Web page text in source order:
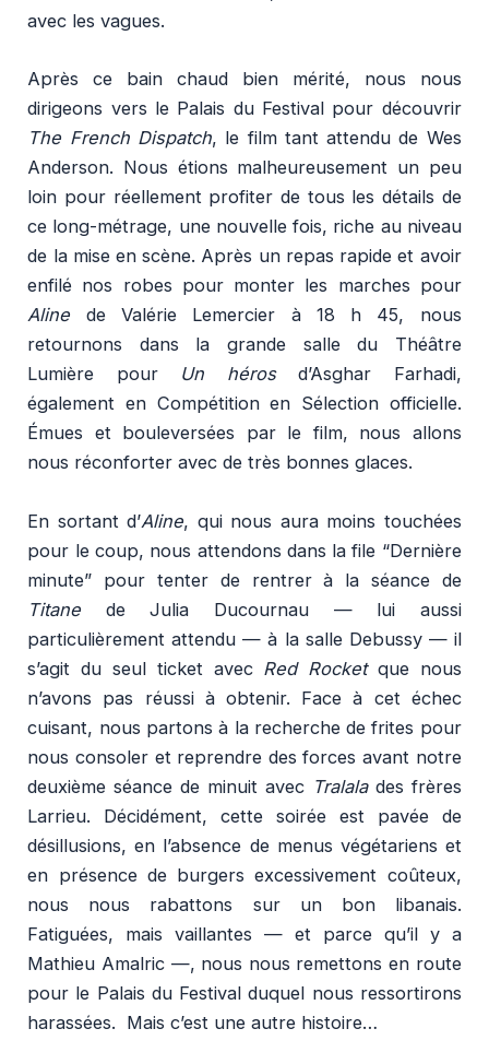
avec les vagues.
Après ce bain chaud bien mérité, nous nous
dirigeons vers le Palais du Festival pour découvrir
The French Dispatch, le film tant attendu de Wes
Anderson. Nous étions malheureusement un peu
loin pour réellement profiter de tous les détails de
ce long-métrage, une nouvelle fois, riche au niveau
de la mise en scène. Après un repas rapide et avoir
enfilé nos robes pour monter les marches pour
Aline de Valérie Lemercier à 18 h 45, nous
retournons dans la grande salle du Théâtre
Lumière pour Un hérosd’Asghar Farhadi,
également en Compétition en Sélection officielle.
Émues et bouleversées par le film, nous allons
nous réconforter avec de très bonnes glaces.
En sortant d’Aline, qui nous aura moins touchées
pour le coup, nous attendons dans la file “Dernière
minute” pour tenter de rentrer à la séance de
Titane de Julia Ducournau — lui aussi
particulièrement attendu — à la salle Debussy — il
s’agit du seul ticket avec Red Rocketque nous
n’avons pas réussi à obtenir. Face à cet échec
cuisant, nous partons à la recherche de frites pour
nous consoler et reprendre des forces avant notre
deuxième séance de minuit avec Tralalades frères
Larrieu. Décidément, cette soirée est pavée de
désillusions, en l’absence de menus végétariens et
en présence de burgers excessivement coûteux,
nous nous rabattons sur un bon libanais.
Fatiguées, mais vaillantes — et parce qu’il y a
Mathieu Amalric —, nous nous remettons en route
pour le Palais du Festival duquel nous ressortirons
harassées. Mais c’est une autre histoire…